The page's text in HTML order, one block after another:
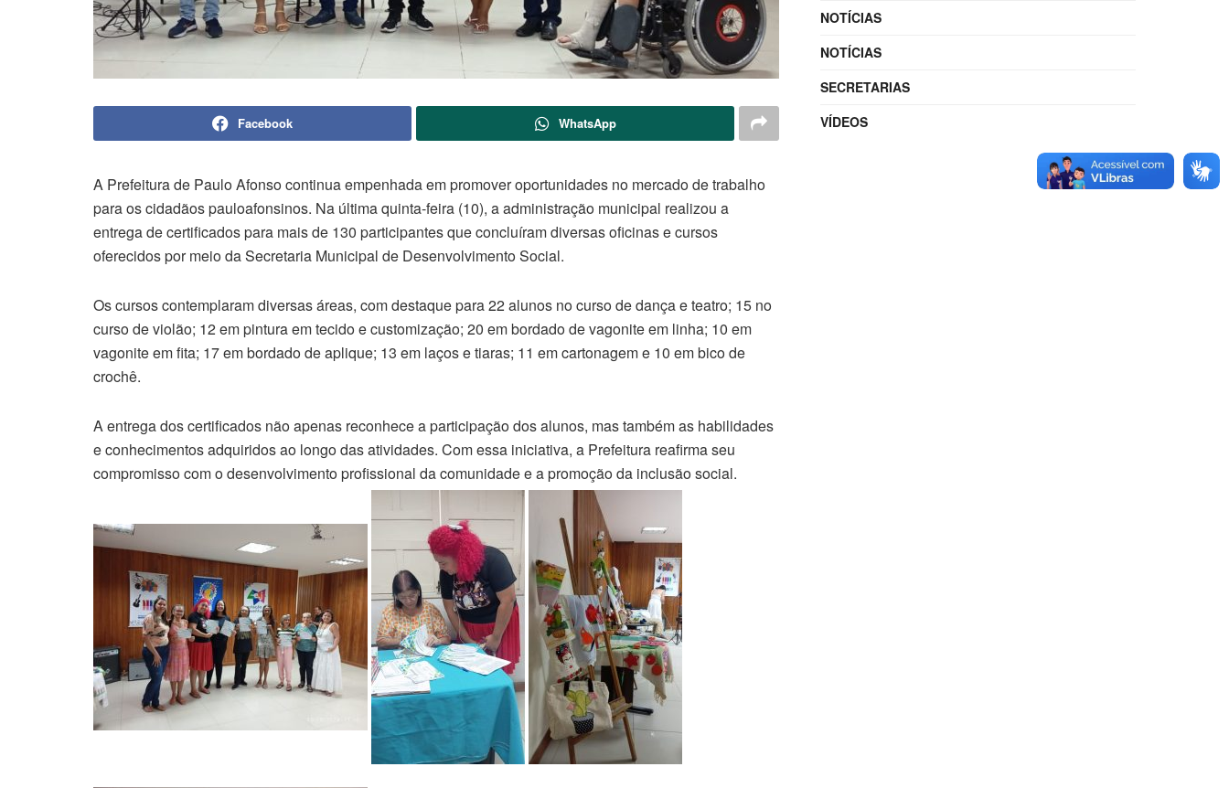
Facebook WhatsApp
A Prefeitura de Paulo Afonso continua empenhada em promover oportunidades no mercado de trabalho
para os cidadãos pauloafonsinos. Na última quinta-feira (10), a administração municipal realizou a
entrega de certificados para mais de 130 participantes que concluíram diversas oficinas e cursos
oferecidos por meio da Secretaria Municipal de Desenvolvimento Social.
Os cursos contemplaram diversas áreas, com destaque para 22 alunos no curso de dança e teatro; 15 no
curso de violão; 12 em pintura em tecido e customização; 20 em bordado de vagonite em linha; 10 em
vagonite em fita; 17 em bordado de aplique; 13 em laços e tiaras; 11 em cartonagem e 10 em bico de
crochê.
A entrega dos certificados não apenas reconhece a participação dos alunos, mas também as habilidades
e conhecimentos adquiridos ao longo das atividades. Com essa iniciativa, a Prefeitura reafirma seu
compromisso com o desenvolvimento profissional da comunidade e a promoção da inclusão social.
NOTÍCIAS
NOTÍCIAS
SECRETARIAS
VÍDEOS